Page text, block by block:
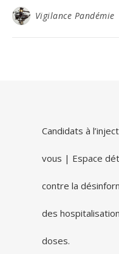
Vigilance Pandémie
Candidats à
vous | Espace
contre la
des
doses.